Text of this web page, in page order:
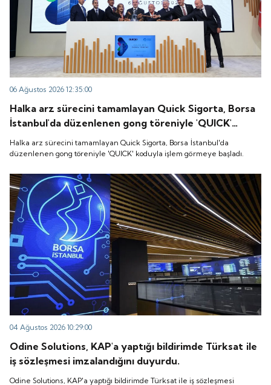
06 Ağustos 2026 12:35:00
Halka arz sürecini tamamlayan Quick Sigorta, Borsa
İstanbul'da düzenlenen gong töreniyle 'QUICK'
koduyla işlem görmeye başladı.
Halka arz sürecini tamamlayan Quick Sigorta, Borsa İstanbul'da
düzenlenen gong töreniyle 'QUICK' koduyla işlem görmeye başladı.
04 Ağustos 2026 10:29:00
Odine Solutions, KAP'a yaptığı bildirimde Türksat ile
iş sözleşmesi imzalandığını duyurdu.
Odine Solutions, KAP'a yaptığı bildirimde Türksat ile iş sözleşmesi